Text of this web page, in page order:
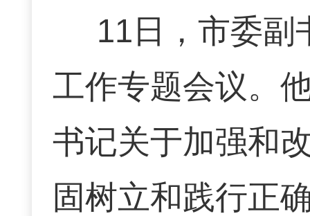
11日，市委副
工作专题会议。
书记关于加强和
固树立和践行正